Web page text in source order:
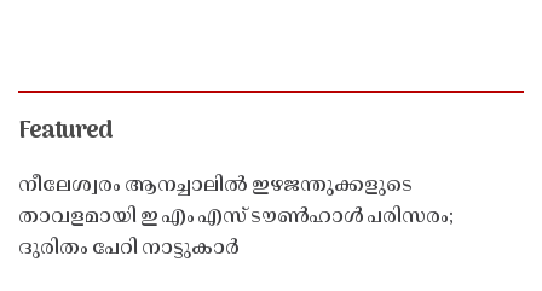
Featured
നീലേശ്വരം ആനച്ചാലിൽ ഇഴജന്തുക്കളുടെ
താവളമായി ഇ എം എസ് ടൗൺഹാൾ പരിസരം;
ദുരിതം പേറി നാട്ടുകാർ